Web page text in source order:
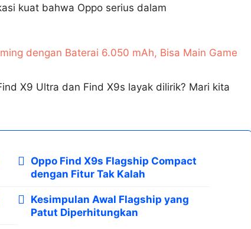
kuat bahwa Oppo serius dalam
dengan Baterai 6.050 mAh, Bisa Main Game
X9 Ultra dan Find X9s layak dilirik? Mari kita
Oppo Find X9s Flagship Compact
dengan Fitur Tak Kalah
Kesimpulan Awal Flagship yang
Patut Diperhitungkan